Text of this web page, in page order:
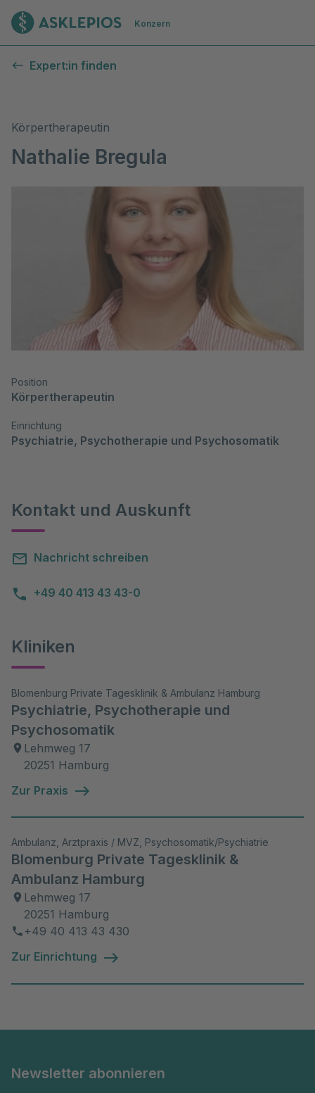
Zur Startseite
Konzern
Expert:in finden
Körpertherapeutin
Nathalie Bregula
Position
Körpertherapeutin
Einrichtung
Psychiatrie, Psychotherapie und Psychosomatik
Kontakt und Auskunft
Nachricht schreiben
+49 40 413 43 43-0
Kliniken
Blomenburg Private Tagesklinik & Ambulanz Hamburg
Psychiatrie, Psychotherapie und
Psychosomatik
Lehmweg 17
20251 Hamburg
Zur Praxis
Ambulanz, Arztpraxis / MVZ, Psychosomatik/Psychiatrie
Blomenburg Private Tagesklinik &
Ambulanz Hamburg
Lehmweg 17
20251 Hamburg
+49 40 413 43 430
Zur Einrichtung
Newsletter abonnieren